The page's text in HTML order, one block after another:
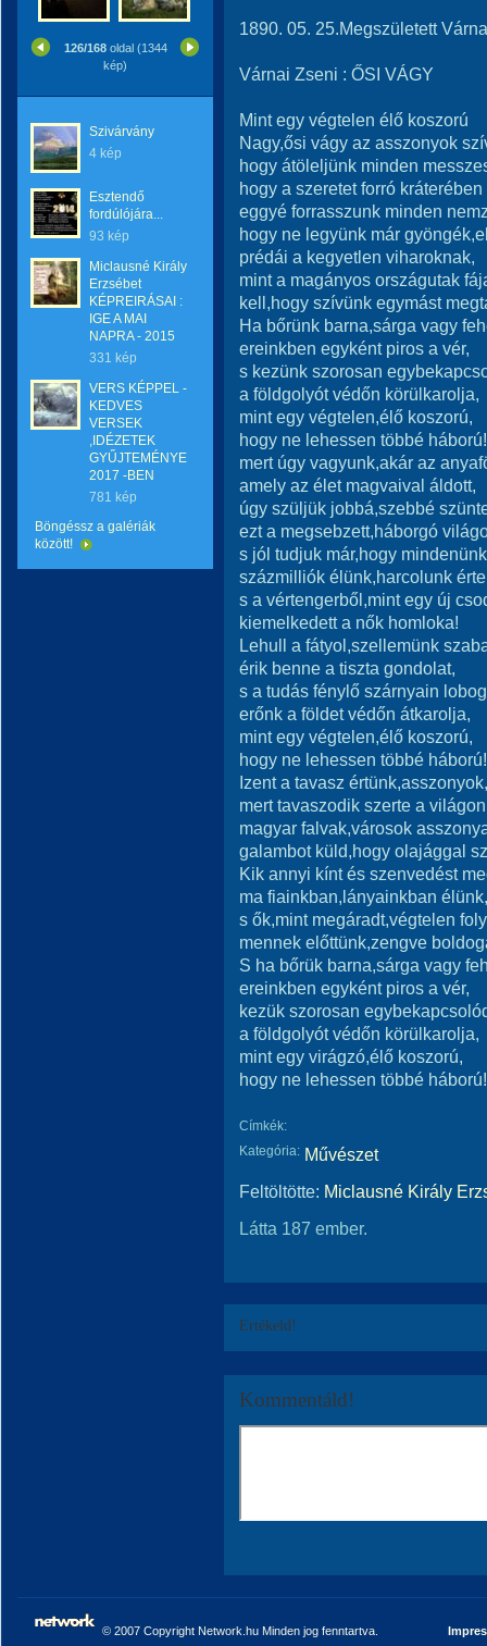
126/168oldal (1344
kép)
Szivárvány
4 kép
Esztendő
fordúlójára...
93 kép
Miclausné Király
Erzsébet
KÉPREIRÁSAI :
IGE A MAI
NAPRA - 2015
331 kép
VERS KÉPPEL -
KEDVES
VERSEK
,IDÉZETEK
GYŰJTEMÉNYE
2017 -BEN
781 kép
Böngéssz a galériák
között!
1890. 05. 25.Megszületett
Várnai Zseni : ŐSI VÁGY
Mint egy végtelen élő koszorú
Nagy,ősi vágy az asszonyok
hogy átöleljünk minden
hogy a szeretet forró kráterében
eggyé forrasszunk minden
hogy ne legyünk már
prédái a kegyetlen viharoknak,
mint a magányos országutak
kell,hogy szívünk egymást
Ha bőrünk barna,sárga vagy
ereinkben egyként piros a vér,
s kezünk szorosan
a földgolyót védőn körülkarolja,
mint egy végtelen,élő koszorú,
hogy ne lehessen többé háború!
mert úgy vagyunk,akár az
amely az élet magvaival áldott,
úgy szüljük jobbá,szebbé
ezt a megsebzett,háborgó
s jól tudjuk már,hogy
százmilliók élünk,harcolunk
s a vértengerből,mint egy új
kiemelkedett a nők homloka!
Lehull a fátyol,szellemünk
érik benne a tiszta gondolat,
s a tudás fénylő szárnyain
erőnk a földet védőn átkarolja,
mint egy végtelen,élő koszorú,
hogy ne lehessen többé háború!
Izent a tavasz értünk,asszonyok,
mert tavaszodik szerte a
magyar falvak,városok
galambot küld,hogy olajággal
Kik annyi kínt és szenvedést
ma fiainkban,lányainkban élünk,
s ők,mint megáradt,végtelen
mennek előttünk,zengve
S ha bőrük barna,sárga vagy
ereinkben egyként piros a vér,
kezük szorosan
a földgolyót védőn körülkarolja,
mint egy virágzó,élő koszorú,
hogy ne lehessen többé háború!
Címkék:
Kategória: Művészet
Feltöltötte: Miclausné Király
Látta 187 ember.
Értékeld!
Kommentáld!
© 2007 Copyright Network.hu Minden jog fenntartva.